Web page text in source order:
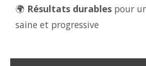
🌍 Résultats durables pour
saine et progressive